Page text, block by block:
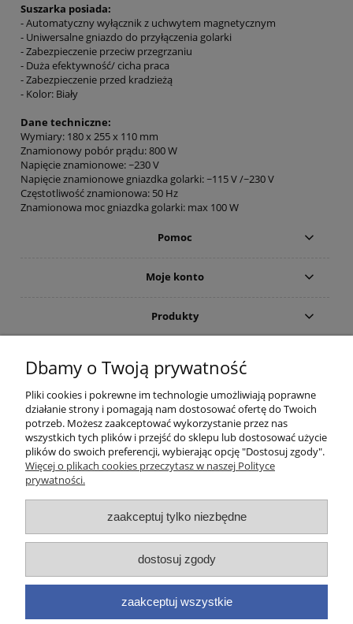
Suszarka posiada:
- Automatyczny wyłącznik z uchwytem magnetycznym
- Uniwersalne gniazdo do przyłączenia golarki
- Zabezpieczenie przeciw przegrzaniu
- Duża efektywność/ cicha praca
- Zabezpieczenie przed kradzieżą
- Kolor: Biały
Dane techniczne:
Wymiary: 180 x 255 x 110 mm
Znamionowy pobór prądu: 800 W
Napięcie znamionowe: ~230 V
Napięcie znamionowe gniazdka golarki: ~115 V /~230 V
Częstotliwość znamionowa: 50 Hz
Znamionowa moc gniazdka golarki: max 100 W
Pomoc
Moje konto
Produkty
O firmie
(c)2015-2022 Sklep internetowy Higieniczny.pl - Ergonomia czystości:
Wyposażenie toalet publicznych (suszarka do rąk; dozownik mydła) oraz
łazienek dla osób niepełnosprawnych (poręcze i uchwyty). Wszelkie prawa
zastrzeżone. Zakaz kopiowania i powielania treści. Strona korzysta z plików
cookies. Zerknij na nasze forum i przeczytaj aktualne opinie. Nasz ranking
Dyson,EKAPLAST,Faneco,Warmtec,Starmix,Makoinstal(Simex),Fumagalli
,Tork,MOEL,BLOMUS
GOJO,Purell(w ofercie posiadamy odpowiednie zamienniki). Infolinia
dostarczymy w każde miejsce w Polsce: Warszawa, Kraków, Bydgoszcz,
Lublin, Poznań, Łódź, Katowice, Gdańsk, Szczecin a także w pozostałe miasta
Dbamy o Twoją prywatność
Pliki cookies i pokrewne im technologie umożliwiają poprawne
działanie strony i pomagają nam dostosować ofertę do Twoich
potrzeb. Możesz zaakceptować wykorzystanie przez nas
wszystkich tych plików i przejść do sklepu lub dostosować użycie
plików do swoich preferencji, wybierając opcję "Dostosuj zgody".
Więcej o plikach cookies przeczytasz w naszej Polityce
prywatności.
zaakceptuj tylko niezbędne
dostosuj zgody
zaakceptuj wszystkie